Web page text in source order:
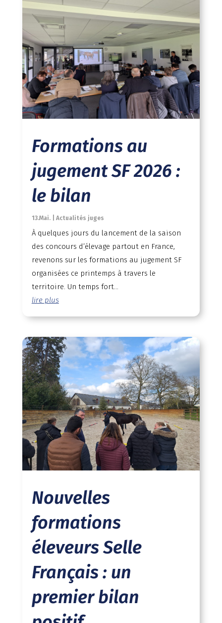
Formations au
jugement SF 2026 :
le bilan
13.Mai. Actualités juges
À quelques jours du lancement de la saison
des concours d’élevage partout en France,
revenons sur les formations au jugement SF
organisées ce printemps à travers le
territoire. Un temps fort...
lire plus
Nouvelles
formations
éleveurs Selle
Français : un
premier bilan